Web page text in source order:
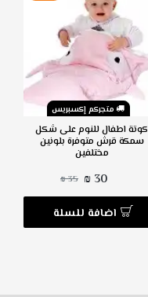
متجركم إكسبريس
كوتة اطفال للنوم على شكل
سمكة قرش متوفرة بلونين
مختلفين
30 ₪
35 ₪
اضافة للسلة